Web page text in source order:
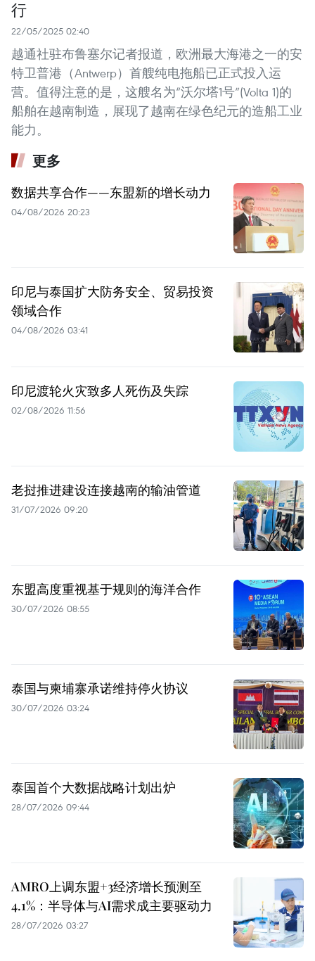
行
22/05/2025 02:40
越通社驻布鲁塞尔记者报道，欧洲最大海港之一的安
特卫普港（Antwerp）首艘纯电拖船已正式投入运
营。值得注意的是，这艘名为“沃尔塔1号”(Volta 1)的
船舶在越南制造，展现了越南在绿色纪元的造船工业
能力。
更多
数据共享合作——东盟新的增长动力
04/08/2026 20:23
印尼与泰国扩大防务安全、贸易投资
领域合作
04/08/2026 03:41
印尼渡轮火灾致多人死伤及失踪
02/08/2026 11:56
老挝推进建设连接越南的输油管道
31/07/2026 09:20
东盟高度重视基于规则的海洋合作
30/07/2026 08:55
泰国与柬埔寨承诺维持停火协议
30/07/2026 03:24
泰国首个大数据战略计划出炉
28/07/2026 09:44
AMRO上调东盟+3经济增长预测至
4.1%：半导体与AI需求成主要驱动力
28/07/2026 03:27